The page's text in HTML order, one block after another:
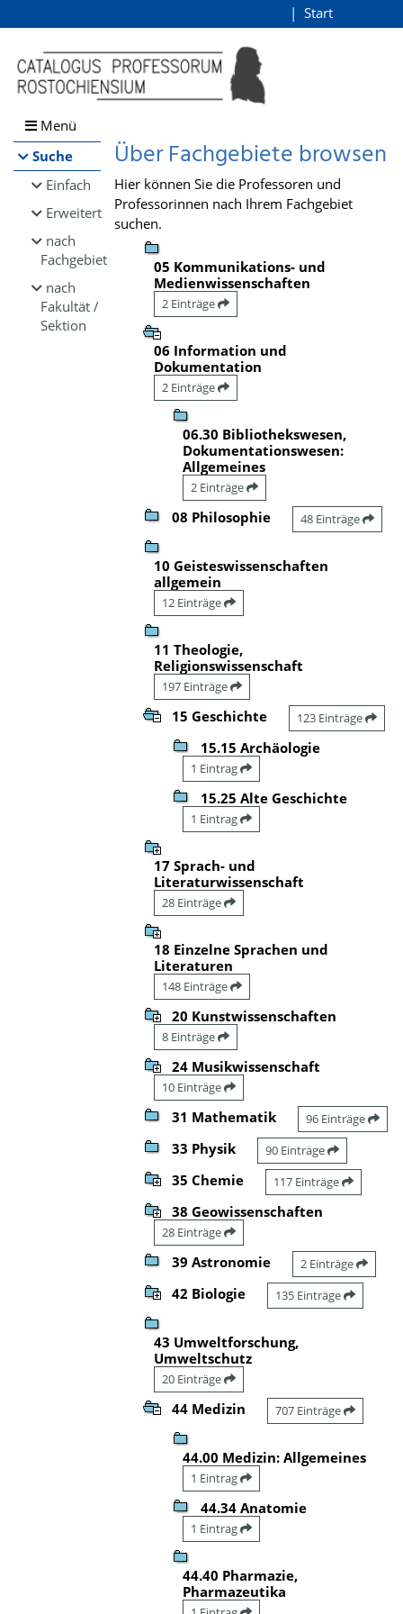
Browsen
direkt zum Inhalt
Start
Menü
Suche
Einfach
Erweitert
nach
Fachgebiet
nach
Fakultät /
Sektion
Über Fachgebiete browsen
Hier können Sie die Professoren und
Professorinnen nach Ihrem Fachgebiet
suchen.
05 Kommunikations- und
Medienwissenschaften
2 Einträge
06 Information und
Dokumentation
2 Einträge
06.30 Bibliothekswesen,
Dokumentationswesen:
Allgemeines
2 Einträge
08 Philosophie 48 Einträge
10 Geisteswissenschaften
allgemein
12 Einträge
11 Theologie,
Religionswissenschaft
197 Einträge
15 Geschichte 123 Einträge
15.15 Archäologie
1 Eintrag
15.25 Alte Geschichte
1 Eintrag
17 Sprach- und
Literaturwissenschaft
28 Einträge
18 Einzelne Sprachen und
Literaturen
148 Einträge
20 Kunstwissenschaften
8 Einträge
24 Musikwissenschaft
10 Einträge
31 Mathematik 96 Einträge
33 Physik 90 Einträge
35 Chemie 117 Einträge
38 Geowissenschaften
28 Einträge
39 Astronomie 2 Einträge
42 Biologie 135 Einträge
43 Umweltforschung,
Umweltschutz
20 Einträge
44 Medizin 707 Einträge
44.00 Medizin: Allgemeines
1 Eintrag
44.34 Anatomie
1 Eintrag
44.40 Pharmazie,
Pharmazeutika